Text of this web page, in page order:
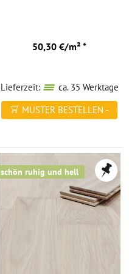
50,30 €/m² *
Lieferzeit:
ca. 35 Werktage
MUSTER BESTELLEN -
schön ruhig und hell